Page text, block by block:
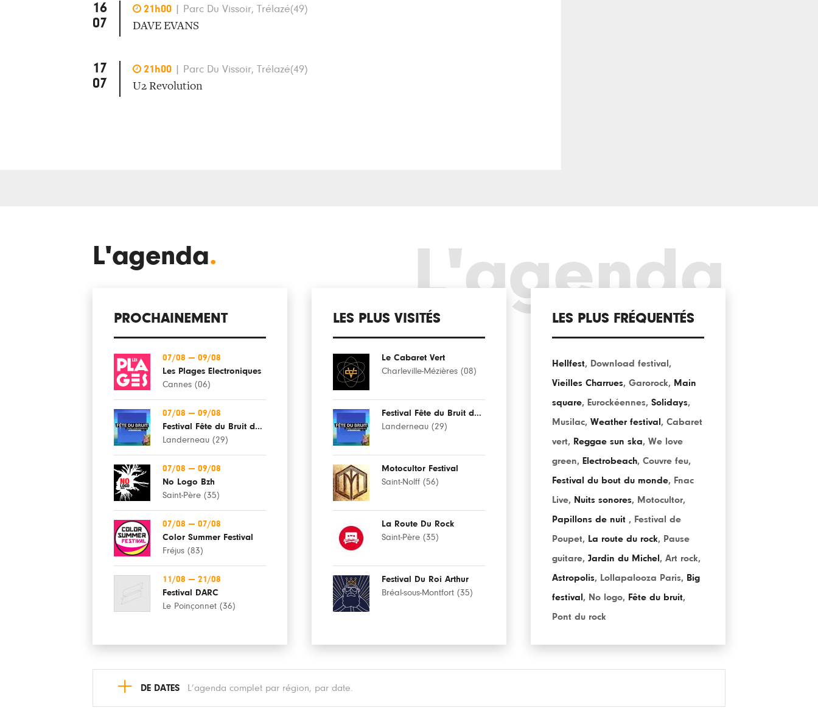
16
07
 21h00 Parc Du Vissoir, Trélazé(49)
DAVE EVANS
17
07
 21h00 Parc Du Vissoir, Trélazé(49)
U2 Revolution
L'agenda. L'agenda
PROCHAINEMENT
07/08 — 09/08
Les Plages Electroniques
Cannes (06)
07/08 — 09/08
Festival Fête du Bruit dans Landerneau
Landerneau (29)
07/08 — 09/08
No Logo Bzh
Saint-Père (35)
07/08 — 07/08
Color Summer Festival
Fréjus (83)
11/08 — 21/08
Festival DARC
Le Poinçonnet (36)
LES PLUS VISITÉS
Le Cabaret Vert
Charleville-Mézières (08)
Festival Fête du Bruit dans Landerneau
Landerneau (29)
Motocultor Festival
Saint-Nolff (56)
La Route Du Rock
Saint-Père (35)
Festival Du Roi Arthur
Bréal-sous-Montfort (35)
LES PLUS FRÉQUENTÉS
Hellfest, Download festival ,
Vieilles Charrues, Garorock, Main
square, Eurockéennes, Solidays,
Musilac, Weather festival , Cabaret
vert, Reggae sun ska, We love
green, Electrobeach, Couvre feu,
Festival du bout du monde, Fnac
Live, Nuits sonores, Motocultor,
Papillons de nuit , Festival de
Poupet, La route du rock, Pause
guitare, Jardin du Michel , Art rock,
Astropolis, Lollapalooza Paris, Big
festival , No logo, Fête du bruit,
Pont du rock
+ DE DATES L’agenda complet par région, par date.